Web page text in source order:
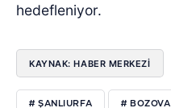
hedefleniyor.
KAYNAK: HABER MERKEZİ
# ŞANLIURFA # BOZOVA